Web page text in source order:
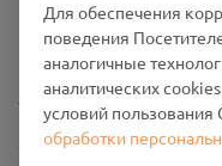
Политика
Промо-материалы
Настройки cookies
Общество с
Для обеспечения
поведения
аналогичные
аналитических
условий пользования
обработки